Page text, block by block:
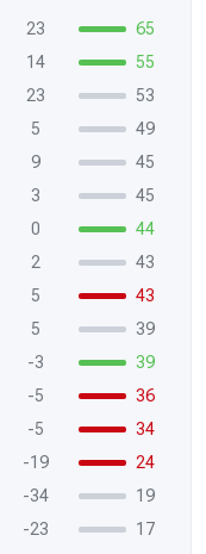
23
65
14
55
23
53
5
49
9
45
3
45
0
44
2
43
5
43
5
39
-3
39
-5
36
-5
34
-19
24
-34
19
-23 17